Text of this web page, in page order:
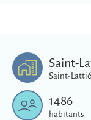
Saint-
Saint-
1486
habitants